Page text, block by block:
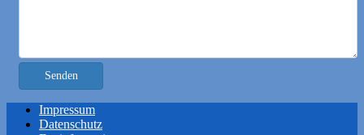
Senden
Impressum
Datenschutz